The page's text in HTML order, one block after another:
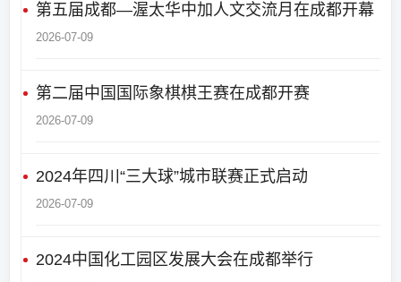
第五届成都—渥太华中加人文交流月在成都开幕
2026-07-09
第二届中国国际象棋棋王赛在成都开赛
2026-07-09
2024年四川“三大球”城市联赛正式启动
2026-07-09
2024中国化工园区发展大会在成都举行